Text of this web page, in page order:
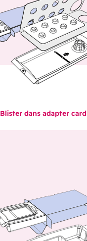
Blister dans adapter card